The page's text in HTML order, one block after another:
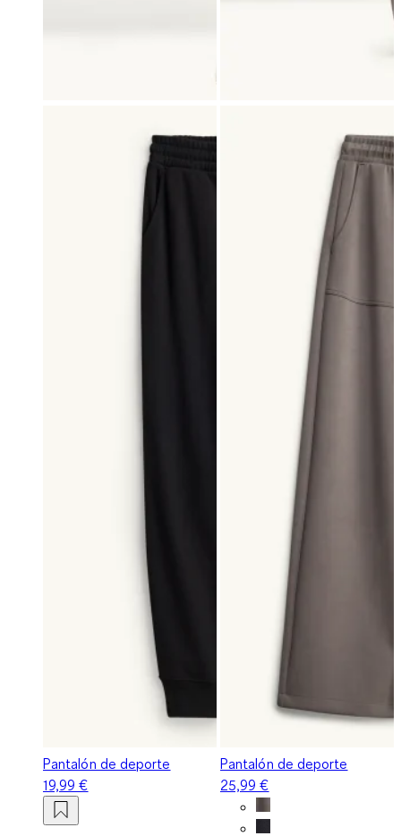
Pantalón de deporte
19,99 €
Pantalón de deporte
25,99 €